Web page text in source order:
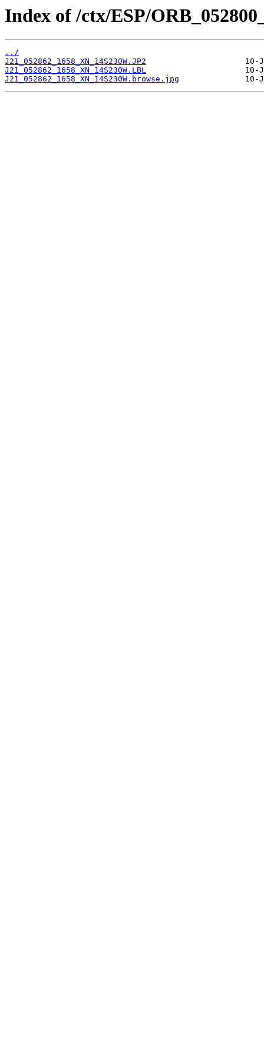
Index of /ctx/ESP/
../
J21_052862_1658_XN_14S230W.JP2
J21_052862_1658_XN_14S230W.LBL
J21_052862_1658_XN_14S230W.browse.jpg